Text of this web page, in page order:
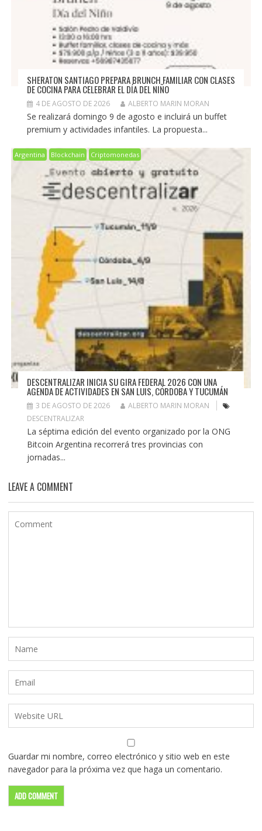
SHERATON SANTIAGO PREPARA BRUNCH FAMILIAR CON CLASES
DE COCINA PARA CELEBRAR EL DÍA DEL NIÑO
4 DE AGOSTO DE 2026 ALBERTO MARIN MORAN
Se realizará domingo 9 de agosto e incluirá un buffet
premium y actividades infantiles. La propuesta...
Argentina Blockchain Criptomonedas
DESCENTRALIZAR INICIA SU GIRA FEDERAL 2026 CON UNA
AGENDA DE ACTIVIDADES EN SAN LUIS, CÓRDOBA Y TUCUMÁN
3 DE AGOSTO DE 2026
ALBERTO MARIN MORAN
DESCENTRALIZAR
La séptima edición del evento organizado por la ONG
Bitcoin Argentina recorrerá tres provincias con
jornadas...
LEAVE A COMMENT
Guardar mi nombre, correo electrónico y sitio web en este
navegador para la próxima vez que haga un comentario.